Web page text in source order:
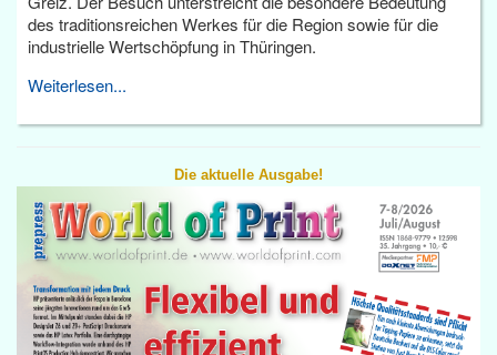
des traditionsreichen Werkes für die Region sowie für die
industrielle Wertschöpfung in Thüringen.
Weiterlesen...
Die aktuelle Ausgabe!